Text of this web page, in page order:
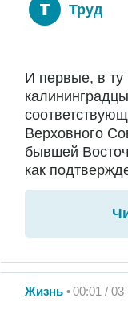
Труд
И первые, в
Верховного
бывшей
как
Жизнь 00:01 /